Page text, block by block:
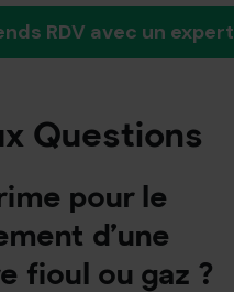
RDV avec un expert
Questions
pour le
d’une
fioul ou gaz ?